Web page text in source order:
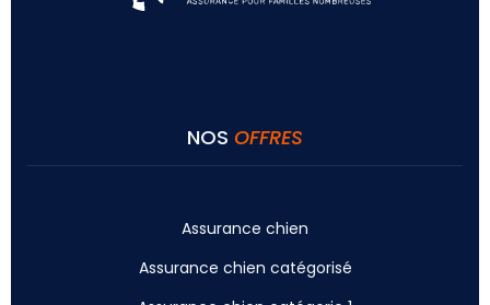
NOS OFFRES
Assurance chien
Assurance chien catégorisé